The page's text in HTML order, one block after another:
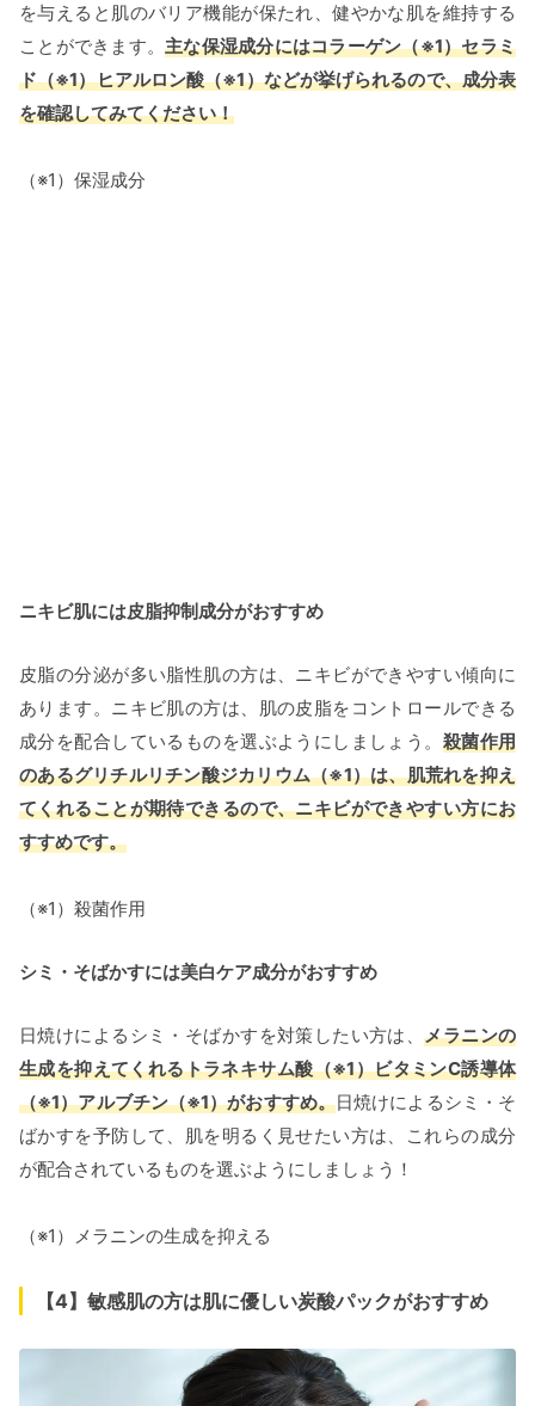
を与えると肌のバリア機能が保たれ、健やかな肌を維持する
ことができます。主な保湿成分にはコラーゲン（※1）セラミ
ド（※1）ヒアルロン酸（※1）などが挙げられるので、成分表
を確認してみてください！
（※1）保湿成分
ニキビ肌には皮脂抑制成分がおすすめ
皮脂の分泌が多い脂性肌の方は、ニキビができやすい傾向に
あります。ニキビ肌の方は、肌の皮脂をコントロールできる
成分を配合しているものを選ぶようにしましょう。 殺菌作用
のあるグリチルリチン酸ジカリウム（※1）は、肌荒れを抑え
てくれることが期待できるので、ニキビができやすい方にお
すすめです。
（※1）殺菌作用
シミ・そばかすには美白ケア成分がおすすめ
日焼けによるシミ・そばかすを対策したい方は、メラニンの
生成を抑えてくれるトラネキサム酸（※1）ビタミンC誘導体
（※1）アルブチン（※1）がおすすめ。日焼けによるシミ・そ
ばかすを予防して、肌を明るく見せたい方は、これらの成分
が配合されているものを選ぶようにしましょう！
（※1）メラニンの生成を抑える
【4】敏感肌の方は肌に優しい炭酸パックがおすすめ